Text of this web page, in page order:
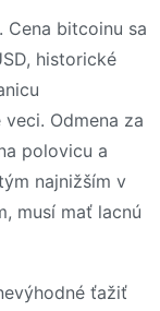
bitcoinu sa
historické
Odmena za
polovicu a
najnižším v
musí mať lacnú
ťažiť